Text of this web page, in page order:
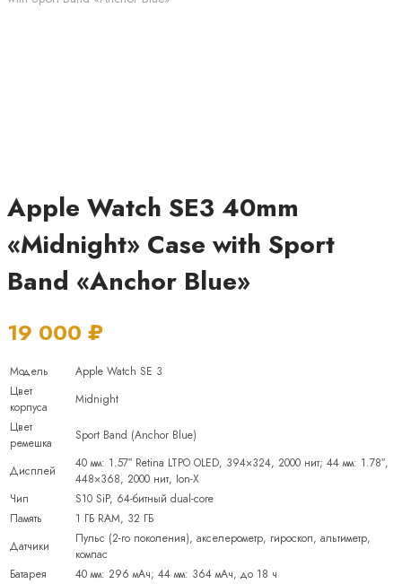
Apple Watch SE3 40mm
«Midnight» Case with Sport
Band «Anchor Blue»
19 000 ₽
Модель
Apple Watch SE 3
Цвет
корпуса
Midnight
Цвет
ремешка
Sport Band (Anchor Blue)
Дисплей
40 мм: 1.57″ Retina LTPO OLED, 394×324, 2000 нит; 44 мм: 1.78″,
448×368, 2000 нит, Ion-X
Чип
S10 SiP, 64-битный dual-core
Память
1 ГБ RAM, 32 ГБ
Датчики
Пульс (2-го поколения), акселерометр, гироскоп, альтиметр,
компас
Батарея
40 мм: 296 мАч; 44 мм: 364 мАч, до 18 ч